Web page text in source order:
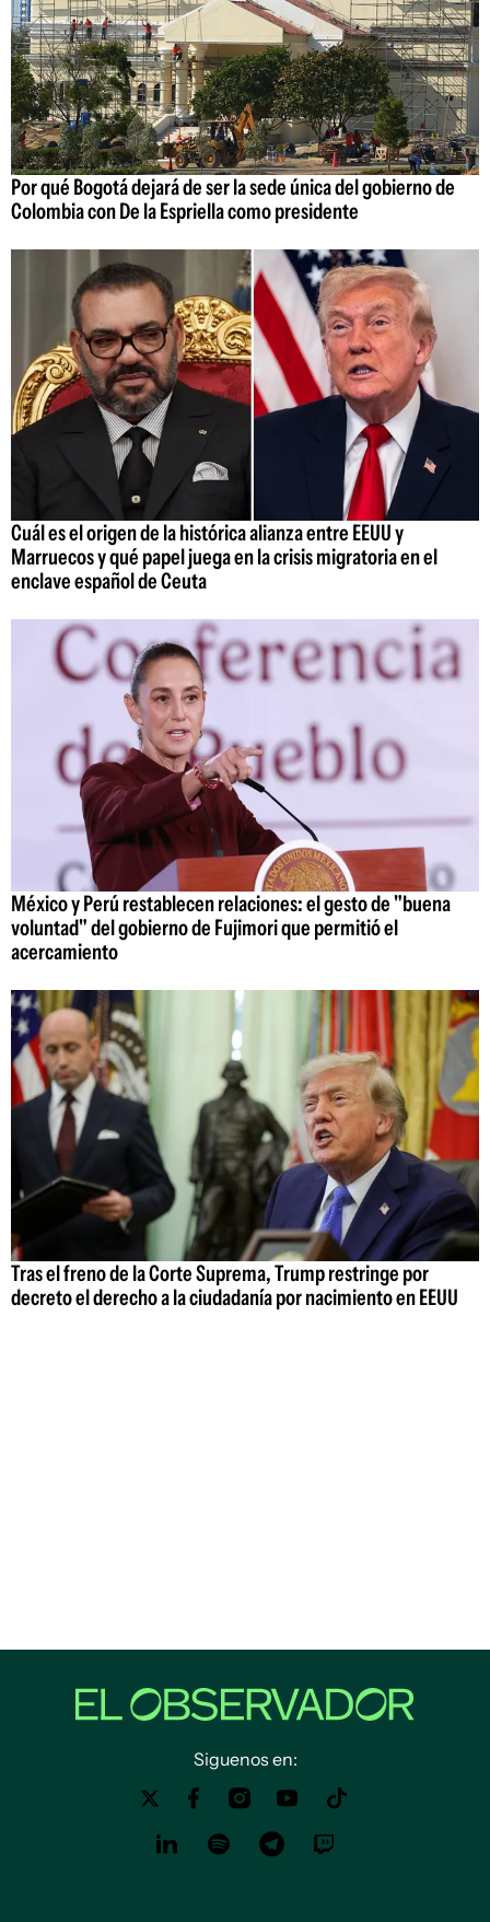
Por qué Bogotá dejará de ser la sede única del gobierno de
Colombia con De la Espriella como presidente
Cuál es el origen de la histórica alianza entre EEUU y
Marruecos y qué papel juega en la crisis migratoria en el
enclave español de Ceuta
México y Perú restablecen relaciones: el gesto de "buena
voluntad" del gobierno de Fujimori que permitió el
acercamiento
Tras el freno de la Corte Suprema, Trump restringe por
decreto el derecho a la ciudadanía por nacimiento en EEUU
Siguenos en: